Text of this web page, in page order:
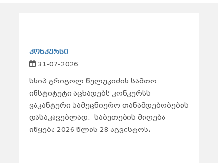
კონკურსი
31-07-2026
სსიპ გრიგოლ წულუკიძის სამთო
ინსტიტუტი აცხადებს კონკურსს
ვაკანტური სამეცნიერო თანამდებობების
დასაკავებლად.
საბუთების მიღება
იწყება 2026 წლის 28 აგვისტოს.